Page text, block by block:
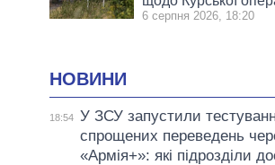
6 серпня 2026, 18:20
НОВИНИ
18:54 У ЗСУ запустили
спрощених переведень
«Армія+»: які підрозділи